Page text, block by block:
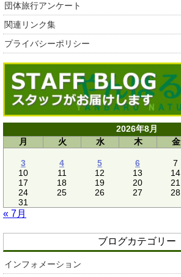
団体旅行アンケート
関連リンク集
プライバシーポリシー
2026年8月
月
火 水 木 金
3
4 5 6 7
10
11 12 13 14
17
18 19 20 21
24
25 26 27 28
31
« 7月
ブログカテゴリー
インフォメーション